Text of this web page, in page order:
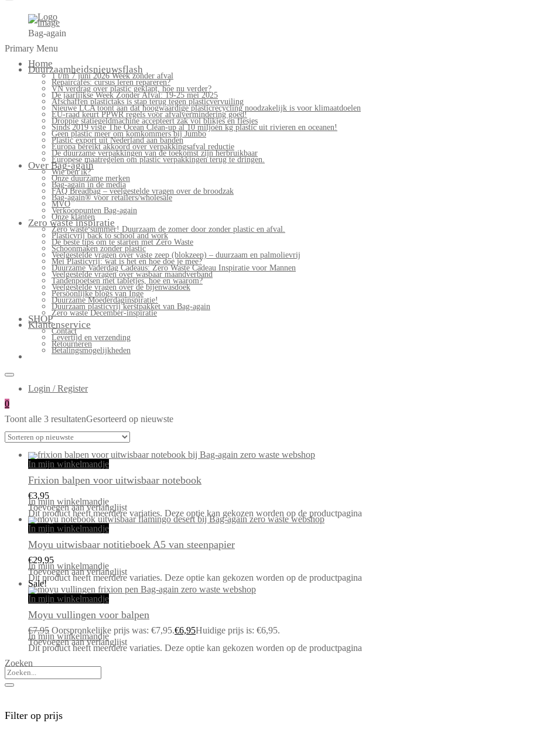
Bag-again
Primary Menu
Home
Duurzaamheidsnieuwsflash
1 t/m 7 juni 2026 Week zonder afval
Repaircafés: cursus leren repareren?
VN verdrag over plastic geklapt, hoe nu verder?
De jaarlijkse Week Zonder Afval: 19-25 mei 2025
Afschaffen plastictaks is stap terug tegen plasticvervuiling
Nieuwe LCA toont aan dat hoogwaardige plasticrecycling noodzakelijk is voor klimaatdoelen
EU-raad keurt PPWR regels voor afvalvermindering goed!
Droppie statiegeldmachine accepteert zak vol blikjes en flesjes
Sinds 2019 viste The Ocean Clean-up al 10 miljoen kg plastic uit rivieren en oceanen!
Geen plastic meer om komkommers bij Jumbo
Plastic export uit Nederland aan banden
Europa bereikt akkoord over verpakkingsafval reductie
De duurzame verpakkingen van de toekomst zijn herbruikbaar
Europese maatregelen om plastic verpakkingen terug te dringen.
Over Bag-again
Wie ben ik?
Onze duurzame merken
Bag-again in de media
FAQ Breadbag – veelgestelde vragen over de broodzak
Bag-again® voor retailers/wholesale
MVO
Verkooppunten Bag-again
Onze klanten
Zero waste inspiratie
Zero waste summer! Duurzaam de zomer door zonder plastic en afval.
Plasticvrij back to school and work
De beste tips om te starten met Zero Waste
Schoonmaken zonder plastic
Veelgestelde vragen over vaste zeep (blokzeep) – duurzaam en palmolievrij
Mei Plasticvrij: wat is het en hoe doe je mee?
Duurzame Vaderdag Cadeaus: Zero Waste Cadeau Inspiratie voor Mannen
Veelgestelde vragen over wasbaar maandverband
Tandenpoetsen met tabletjes, hoe en waarom?
Veelgestelde vragen over de bijenwasdoek
Persoonlijke blogs van Inge
Duurzame Moederdaginspiratie!
Duurzaam plasticvrij kerstpakket van Bag-again
Zero waste December-inspiratie
SHOP
Klantenservice
Contact
Levertijd en verzending
Retourneren
Betalingsmogelijkheden
Login / Register
0
Toont alle 3 resultatenGesorteerd op nieuwste
In mijn winkelmandje
Frixion balpen voor uitwisbaar notebook
€3,95
In mijn winkelmandje
Toevoegen aan verlanglijst
Dit product heeft meerdere variaties. Deze optie kan gekozen worden op de productpagina
In mijn winkelmandje
Moyu uitwisbaar notitieboek A5 van steenpapier
€29,95
In mijn winkelmandje
Toevoegen aan verlanglijst
Dit product heeft meerdere variaties. Deze optie kan gekozen worden op de productpagina
Sale!
In mijn winkelmandje
Moyu vullingen voor balpen
€7,95 Oorspronkelijke prijs was: €7,95.€6,95Huidige prijs is: €6,95.
In mijn winkelmandje
Toevoegen aan verlanglijst
Dit product heeft meerdere variaties. Deze optie kan gekozen worden op de productpagina
Zoeken
Filter op prijs